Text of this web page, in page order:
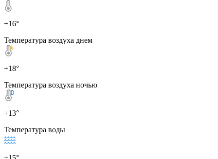
+16°
Температура воздуха днем
+18°
Температура воздуха ночью
+13°
Температура воды